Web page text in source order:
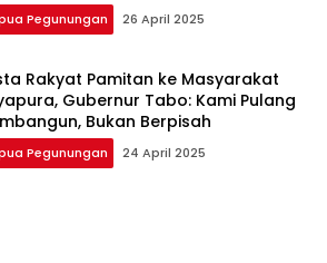
Pegunungan 26 April 2025
Rakyat Pamitan ke Masyarakat
Gubernur Tabo: Kami Pulang
Bukan Berpisah
Pegunungan 24 April 2025